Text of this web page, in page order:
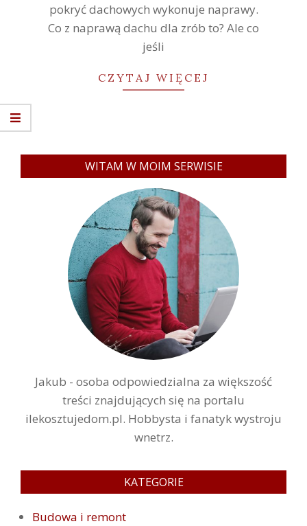
pokryć dachowych wykonuje naprawy.
Co z naprawą dachu dla zrób to? Ale co
jeśli
CZYTAJ WIĘCEJ
WITAM W MOIM SERWISIE
Jakub - osoba odpowiedzialna za większość
treści znajdujących się na portalu
ilekosztujedom.pl. Hobbysta i fanatyk wystroju
wnetrz.
KATEGORIE
Budowa i remont